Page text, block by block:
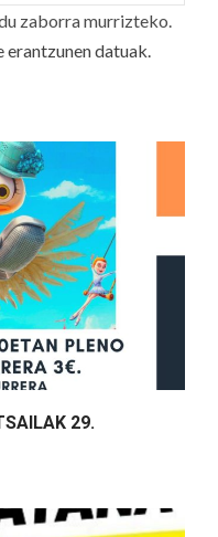
zaborra murrizteko.
datuak.
29.